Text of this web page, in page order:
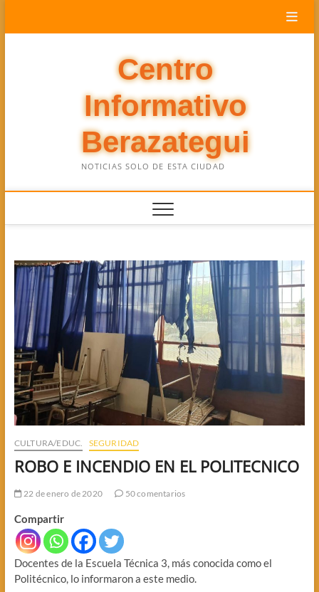
Centro
Informativo
Berazategui
NOTICIAS SOLO DE ESTA CIUDAD
CULTURA/EDUC. SEGURIDAD
ROBO E INCENDIO EN EL POLITECNICO
22 de enero de 2020 50 comentarios
Compartir
Docentes de la Escuela Técnica 3, más conocida como el
Politécnico, lo informaron a este medio.